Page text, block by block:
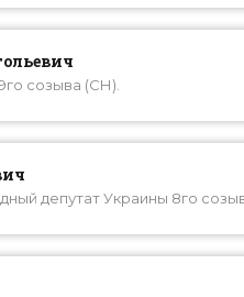
созыва (СН).
депутат Украины 8го